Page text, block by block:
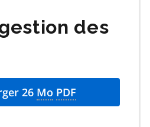
des
26 Mo PDF